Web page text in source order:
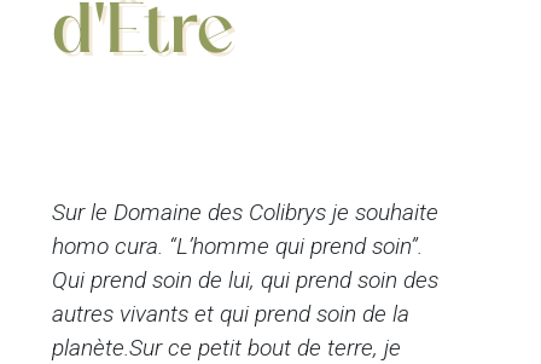
d'Être
Sur le Domaine des Colibrys je souhaite
homo cura. “L’homme qui prend soin”.
Qui prend soin de lui, qui prend soin des
autres vivants et qui prend soin de la
planète.Sur ce petit bout de terre, je